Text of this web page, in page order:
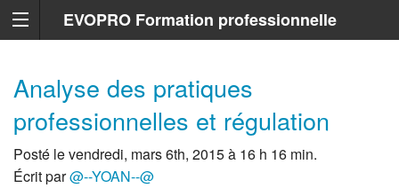
EVOPRO Formation professionnelle
Analyse des pratiques
professionnelles et régulation
Posté le vendredi, mars 6th, 2015 à 16 h 16 min.
Écrit par@--YOAN--@